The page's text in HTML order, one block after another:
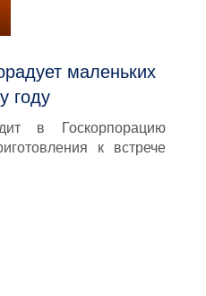
маленьких
году
в Госкорпорацию
к встрече